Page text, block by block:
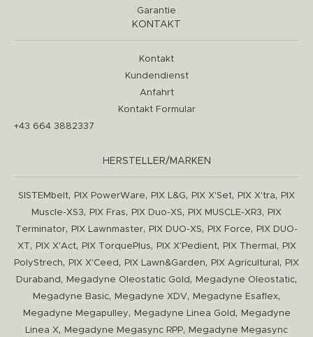
Garantie
KONTAKT
Kontakt
Kundendienst
Anfahrt
Kontakt Formular
+43 664 3882337
HERSTELLER/MARKEN
SISTEMbelt, PIX PowerWare, PIX L&G, PIX X'Set, PIX X'tra,
PIX
Muscle-XS3, PIX Fras, PIX Duo-XS, PIX MUSCLE-XR3,
PIX
Terminator, PIX Lawnmaster, PIX DUO-XS, PIX Force,
PIX DUO-
XT, PIX X'Act, PIX TorquePlus, PIX X'Pedient, PIX Thermal ,
PIX
PolyStrech, PIX X'Ceed , PIX Lawn&Garden, PIX Agricultural ,
PIX
Duraband , Megadyne Oleostatic Gold , Megadyne Oleostatic,
Megadyne Basic, Megadyne XDV, Megadyne Esaflex,
Megadyne Megapulley, Megadyne Linea Gold ,
Megadyne
Linea X, Megadyne Megasync RPP, Megadyne Megasync